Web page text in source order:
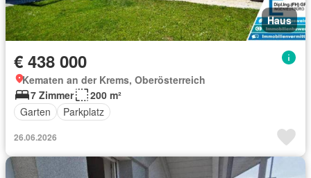
Haus
€ 438 000
Kematen an der Krems, Oberösterreich
7 Zimmer
200 m²
Garten
Parkplatz
26.06.2026